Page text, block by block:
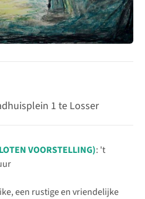
1 te Losser
VOORSTELLING): 't
een rustige en vriendelijke